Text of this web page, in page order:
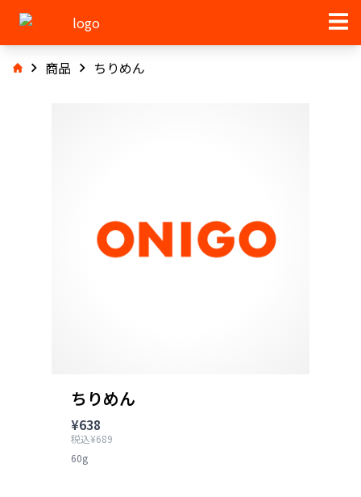
商品 ちりめん
ちりめん
¥638
税込¥689
60g